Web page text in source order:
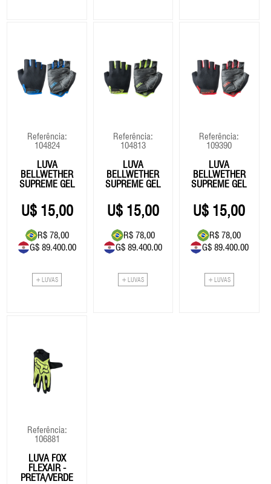
Referência:
104824
LUVA
BELLWETHER
SUPREME GEL
15,00
R$ 78,00
G$ 89.400.00
+ LUVAS
Referência:
104813
LUVA
BELLWETHER
SUPREME GEL
15,00
R$ 78,00
G$ 89.400.00
+ LUVAS
Referência:
109390
LUVA
BELLWETHER
SUPREME GEL
15,00
R$ 78,00
G$ 89.400.00
+ LUVAS
Referência:
106881
LUVA FOX
FLEXAIR -
PRETA/VERDE